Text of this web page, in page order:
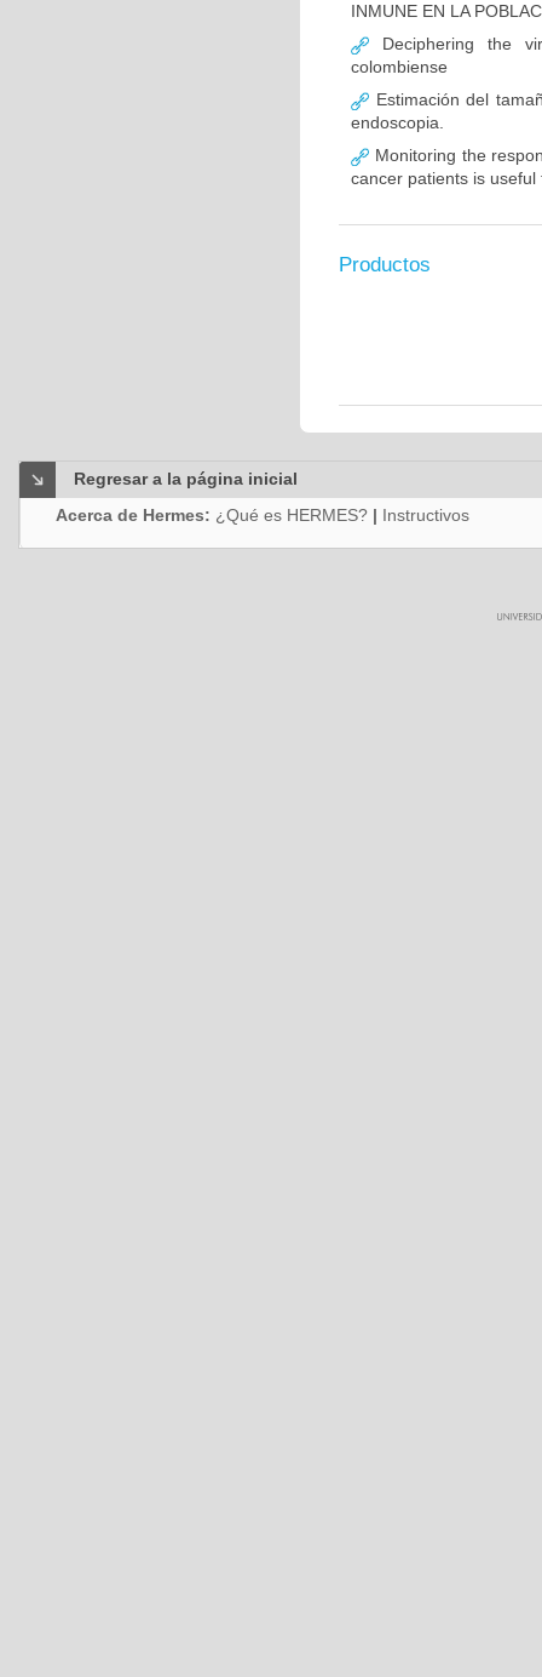
INMUNE EN LA
Deciphering the
colombiense
Estimación del
endoscopia.
Monitoring the
cancer patients is
Productos
Regresar a la página inicial
Acerca de Hermes: ¿Qué es HERMES? | Instructivos